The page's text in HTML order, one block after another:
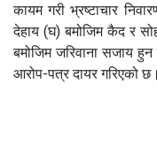
कायम गरी भ्रष्टाचार
देहाय (घ) बमोजिम कैद र
बमोजिम जरिवाना सजाय
आरोप-पत्र दायर गरिएको छ।